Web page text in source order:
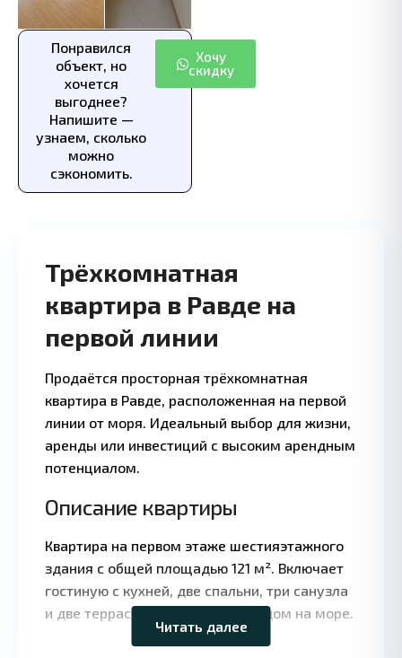
Понравился
объект, но
хочется
выгоднее?
Напишите —
узнаем, сколько
можно
сэкономить.
Хочу
скидку
Трёхкомнатная
квартира в Равде на
первой линии
Продаётся просторная трёхкомнатная
квартира в Равде, расположенная на первой
линии от моря. Идеальный выбор для жизни,
аренды или инвестиций с высоким арендным
потенциалом.
Описание квартиры
Квартира на первом этаже шестияэтажного
здания с общей площадью 121 м². Включает
гостиную с кухней, две спальни, три санузла
и две террасы с панорамным видом на море.
Основные характеристики
Читать далее
OpenStreetMap